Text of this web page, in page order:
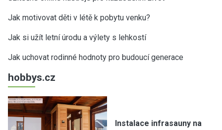
Jak motivovat děti v létě k pobytu venku?
Jak si užít letní úrodu a výlety s lehkostí
Jak uchovat rodinné hodnoty pro budoucí generace
hobbys.cz
Instalace infrasauny na